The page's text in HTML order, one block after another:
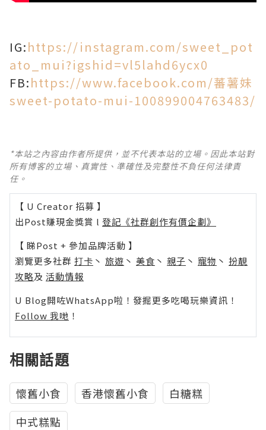
IG:https://instagram.com/sweet_pot
ato_mui?igshid=vl5lahd6ycx0
FB:https://www.facebook.com/蕃薯妹
sweet-potato-mui-100899004763483/
*本站之內容由作者所提供，並不代表本站的立場。因此本站對
所有博客的立場、真實性、準確性及完整性不負任何法律責
任。
【 U Creator 招募 】
出Post賺現金獎賞 l 登記《社群創作有價企劃》
【 睇Post + 參加品牌活動 】
瀏覽更多社群 打卡 丶 旅遊 丶 美食 丶 親子 丶 寵物 丶 扮靚
攻略及 活動情報
U Blog開咗WhatsApp啦！發掘更多吃喝玩樂資訊！
Follow 我哋 ！
相關話題
懷舊小食 香港懷舊小食
白糖糕
中式糕點